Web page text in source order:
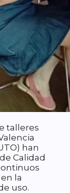
talleres
han
Calidad
la
uso.